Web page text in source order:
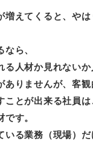
増えてくると、や
ら、
人材か見れないか
ありませんが、客
ことが出来る社員
す。
いる業務（現場）